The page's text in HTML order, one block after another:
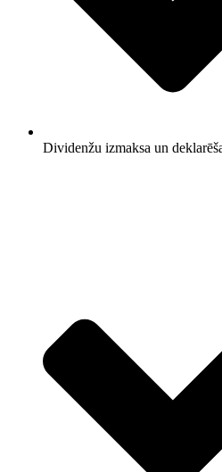
Dividenžu izmaksa un